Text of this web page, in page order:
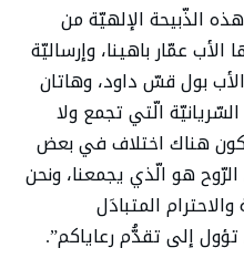
الذّبيحة الإلهيّة من
عمّار باهينا، وإرساليّة
بول قسّ داود، وهاتان
الّتي تجمع ولا
هناك اختلاف في بعض
الرّوح هو الّذي يجمعنا، ونحن
المتبادَل
إلى تقدُّم رعاياكم”.